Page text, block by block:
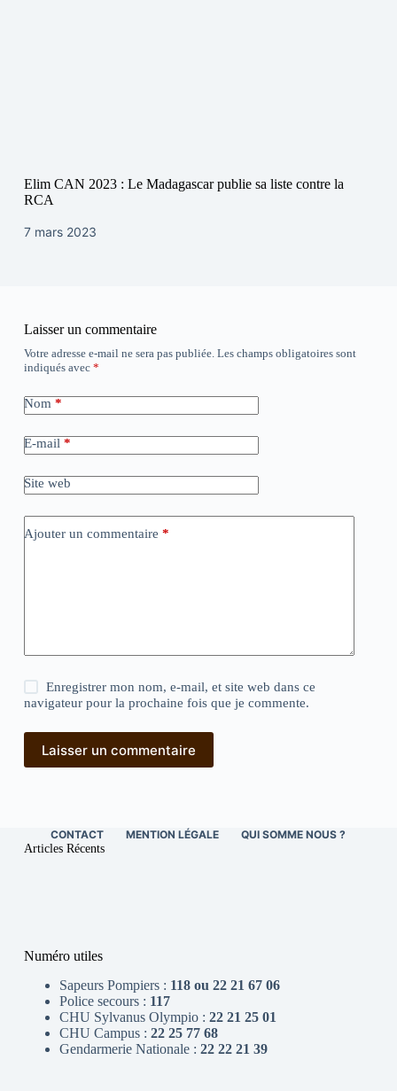
Elim CAN 2023 : Le Madagascar publie sa liste contre la
RCA
7 mars 2023
Laisser un commentaire
Votre adresse e-mail ne sera pas publiée. Les champs obligatoires sont
indiqués avec *
Nom *
E-mail *
Site web
Ajouter un commentaire *
Enregistrer mon nom, e-mail, et site web dans ce
navigateur pour la prochaine fois que je commente.
Laisser un commentaire
CONTACT MENTION LÉGALE QUI SOMME NOUS ?
Articles Récents
Numéro utiles
Sapeurs Pompiers : 118 ou 22 21 67 06
Police secours : 117
CHU Sylvanus Olympio : 22 21 25 01
CHU Campus : 22 25 77 68
Gendarmerie Nationale : 22 22 21 39